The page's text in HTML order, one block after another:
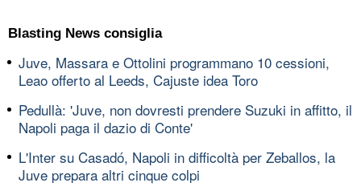
Blasting News consiglia
Juve, Massara e Ottolini programmano 10 cessioni,
Leao offerto al Leeds, Cajuste idea Toro
Pedullà: 'Juve, non dovresti prendere Suzuki in affitto, il
Napoli paga il dazio di Conte'
L'Inter su Casadó, Napoli in difficoltà per Zeballos, la
Juve prepara altri cinque colpi